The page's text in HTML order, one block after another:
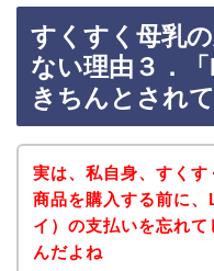
すくすく母乳
ない理由３．
きちんとされ
実は、私自身、すく
商品を購入する前に
イ）の支払いを忘れ
んだよね